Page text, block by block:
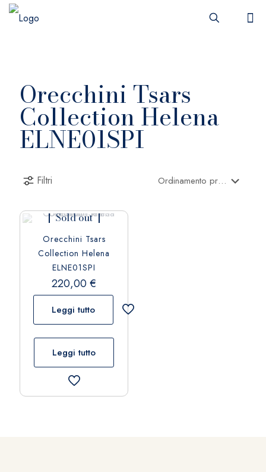
Orecchini Tsars
Collection Helena
ELNE01SPI
Filtri
Sold out
Orecchini Tsars
Collection Helena
ELNE01SPI
220,00€
Leggi tutto
Leggi tutto